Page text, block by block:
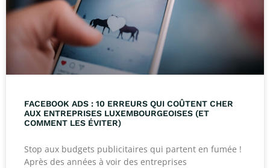
FACEBOOK ADS : 10 ERREURS QUI COÛTENT CHER
AUX ENTREPRISES LUXEMBOURGEOISES (ET
COMMENT LES ÉVITER)
Stop aux budgets publicitaires qui partent en fumée !
Après des années à voir des entreprises